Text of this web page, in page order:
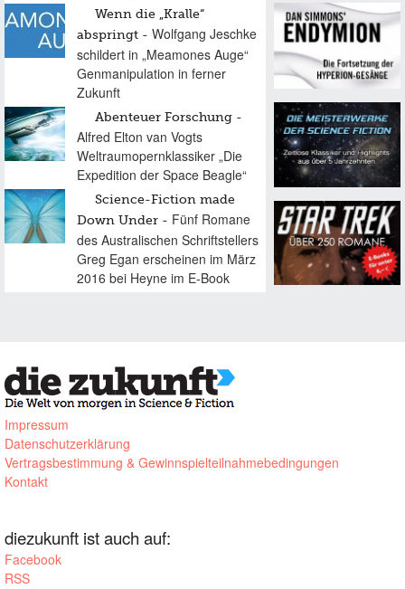
Wenn die „Kralle“
abspringt
Wolfgang Jeschke
schildert in „Meamones Auge“
Genmanipulation in ferner
Zukunft
Abenteuer Forschung
Alfred Elton van Vogts
Weltraumopernklassiker „Die
Expedition der Space Beagle“
Science-Fiction made
Down Under
Fünf Romane
des Australischen Schriftstellers
Greg Egan erscheinen im März
2016 bei Heyne im E-Book
Impressum
Datenschutzerklärung
Vertragsbestimmung & Gewinnspielteilnahmebedingungen
Kontakt
diezukunft ist auch auf:
Facebook
RSS